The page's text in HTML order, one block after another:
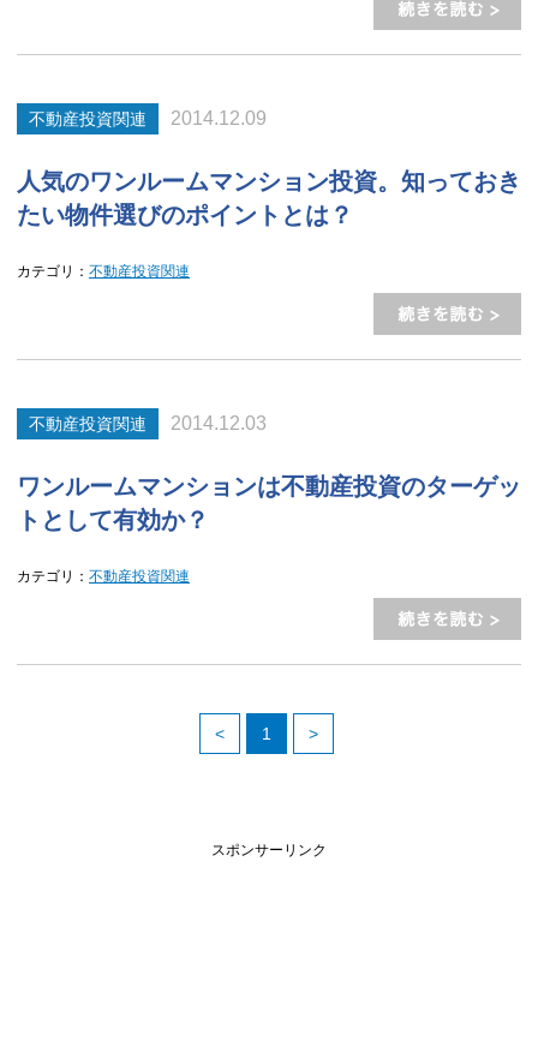
不動産投資関連 2014.12.09
人気のワンルームマンション投資。知っておき
たい物件選びのポイントとは？
カテゴリ： 不動産投資関連
不動産投資関連 2014.12.03
ワンルームマンションは不動産投資のターゲッ
トとして有効か？
カテゴリ： 不動産投資関連
< 1 >
スポンサーリンク